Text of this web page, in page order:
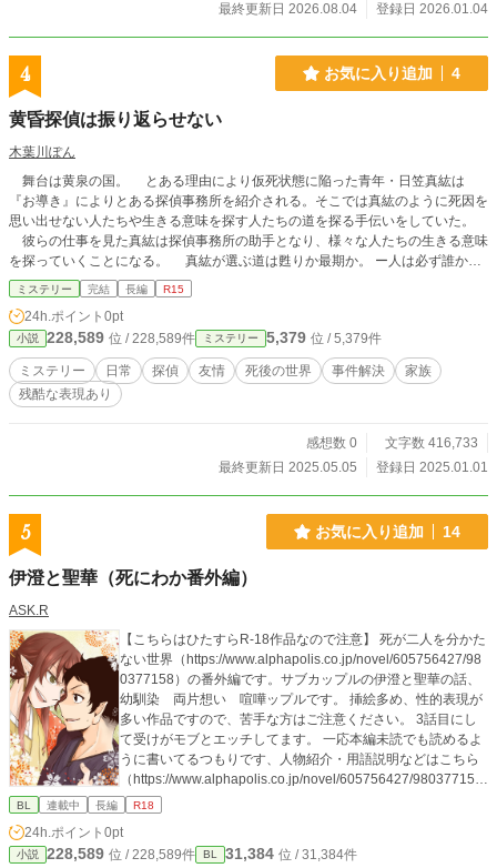
最終更新日 2026.08.04
登録日 2026.01.04
4 お気に入り追加 4
黄昏探偵は振り返らせない
木葉川ぽん
舞台は黄泉の国。 とある理由により仮死状態に陥った青年・日笠真紘は
『お導き』によりとある探偵事務所を紹介される。そこでは真紘のように死因を
思い出せない人たちや生きる意味を探す人たちの道を探る手伝いをしていた。
彼らの仕事を見た真紘は探偵事務所の助手となり、様々な人たちの生きる意味
を探っていくことになる。 真紘が選ぶ道は甦りか最期か。 ー人は必ず誰かの
大切な人である瞬間があるー ーそれに気づくのはいつだって失いかけた時なん
だー 生と死の狭間の世界で探偵として働く男性と助手達の物語。 主に主人
公の一人称で進みます。 タイトルに※が含まれるものは暴力・流血表現等の
残酷な描写があります。苦手な方はご遠慮ください。 実際の人物・団体・事
件とは一切関係のないフィクションです。 小説家になろうで連載していた作
品です。
ミステリー 完結 長編 R15
24h.ポイント 0pt
小説 228,589 位 / 228,589件 ミステリー 5,379 位 / 5,379件
ミステリー 日常 探偵 友情 死後の世界 事件解決
家族
残酷な表現あり
感想数 0
文字数 416,733
最終更新日 2025.05.05
登録日 2025.01.01
5 お気に入り追加 14
伊澄と聖華（死にわか番外編）
ASK.R
【こちらはひたすらR-18作品なので注意】 死が二人を分かた
ない世界（https://www.alphapolis.co.jp/novel/605756427/98
0377158）の番外編です。サブカップルの伊澄と聖華の話、
幼馴染 両片想い 喧嘩ップルです。 挿絵多め、性的表現が
多い作品ですので、苦手な方はご注意ください。 3話目にし
て受けがモブとエッチしてます。 一応本編未読でも読めるよ
うに書いてるつもりです、人物紹介・用語説明などはこちら
（https://www.alphapolis.co.jp/novel/605756427/980377158/
episode/3105301） 【攻】超ヘタレ＆鈍感タイプ＆独占欲は
で好き好き言う性格 ※死後世界設定、残酷描写あり、性的描
写がほぼ！ 受けが攻めを責める描写あり（肉体的なリバは
BL 連載中 長編 R18
24h.ポイント 0pt
小説 228,589 位 / 228,589件 BL 31,384 位 / 31,384件